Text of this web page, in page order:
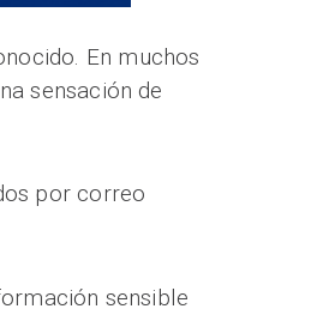
En muchos
sensación de
por correo
sensible